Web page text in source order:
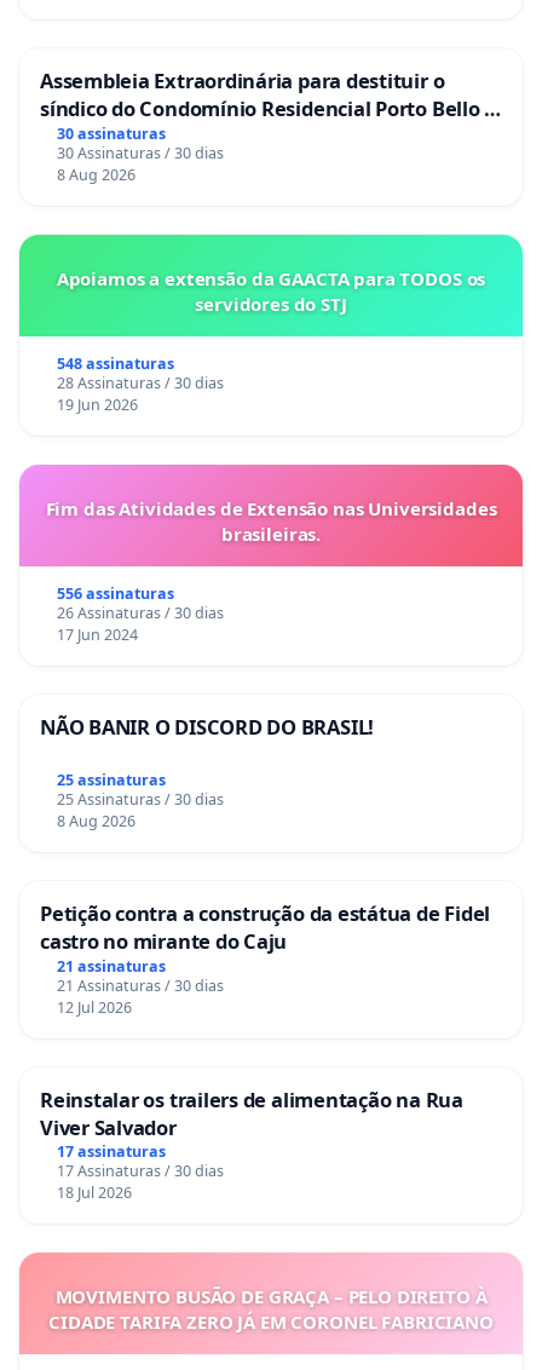
Assembleia Extraordinária para destituir o
síndico do Condomínio Residencial Porto Bello -
La Casa
30 assinaturas
30 Assinaturas / 30 dias
8 Aug 2026
Apoiamos a extensão da GAACTA para TODOS os
servidores do STJ
548 assinaturas
28 Assinaturas / 30 dias
19 Jun 2026
Fim das Atividades de Extensão nas Universidades
brasileiras.
556 assinaturas
26 Assinaturas / 30 dias
17 Jun 2024
NÃO BANIR O DISCORD DO BRASIL!
25 assinaturas
25 Assinaturas / 30 dias
8 Aug 2026
Petição contra a construção da estátua de Fidel
castro no mirante do Caju
21 assinaturas
21 Assinaturas / 30 dias
12 Jul 2026
Reinstalar os trailers de alimentação na Rua
Viver Salvador
17 assinaturas
17 Assinaturas / 30 dias
18 Jul 2026
MOVIMENTO BUSÃO DE GRAÇA – PELO DIREITO À
CIDADE TARIFA ZERO JÁ EM CORONEL FABRICIANO